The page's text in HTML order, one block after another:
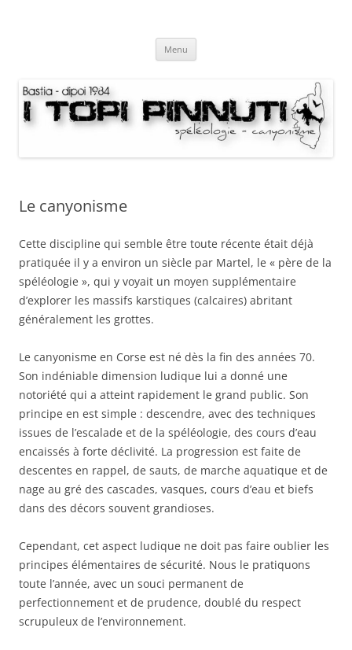
Menu
Le canyonisme
Cette discipline qui semble être toute récente était déjà
pratiquée il y a environ un siècle par Martel, le « père de la
spéléologie », qui y voyait un moyen supplémentaire
d’explorer les massifs karstiques (calcaires) abritant
généralement les grottes.
Le canyonisme en Corse est né dès la fin des années 70.
Son indéniable dimension ludique lui a donné une
notoriété qui a atteint rapidement le grand public. Son
principe en est simple : descendre, avec des techniques
issues de l’escalade et de la spéléologie, des cours d’eau
encaissés à forte déclivité. La progression est faite de
descentes en rappel, de sauts, de marche aquatique et de
nage au gré des cascades, vasques, cours d’eau et biefs
dans des décors souvent grandioses.
Cependant, cet aspect ludique ne doit pas faire oublier les
principes élémentaires de sécurité. Nous le pratiquons
toute l’année, avec un souci permanent de
perfectionnement et de prudence, doublé du respect
scrupuleux de l’environnement.